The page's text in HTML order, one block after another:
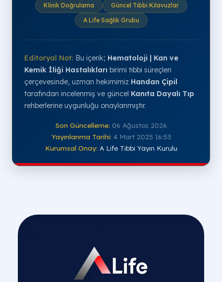
Klinik Doğrulama
Güncel Tıbbi Kılavuzlar
A Life Sağlık Grubu
Editoryal Not: Bu içerik; Hematoloji | Kan ve
Kemik İliği Hastalıkları birimi tıbbi süreçleri
çerçevesinde, uzman hekimimiz Handan Çipil
tarafından incelenmiş ve güncel Kanıta Dayalı Tıp
rehberlerine uygunluğu onaylanmıştır.
Son Güncelleme: 06 Ağustos 2026
Yayınlanma Tarihi: 4 Mart 2025 16:53
Kurumsal Onay: A Life Tıbbi Yayın Kurulu